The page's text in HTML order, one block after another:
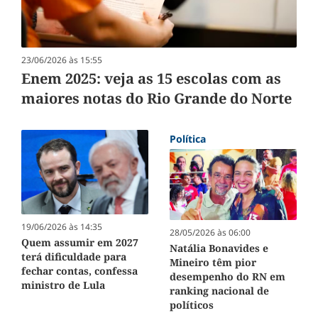
23/06/2026 às 15:55
Enem 2025: veja as 15 escolas com as
maiores notas do Rio Grande do Norte
19/06/2026 às 14:35
Quem assumir em 2027
terá dificuldade para
fechar contas, confessa
ministro de Lula
Política
28/05/2026 às 06:00
Natália Bonavides e
Mineiro têm pior
desempenho do RN em
ranking nacional de
políticos